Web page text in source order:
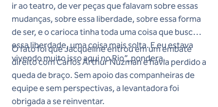
ir ao teatro, de ver peças que falavam sobre essas
mudanças, sobre essa liberdade, sobre essa forma
de ser, e o carioca tinha toda uma coisa que buscava
essa liberdade, uma coisa mais solta. E eu estava
vivendo muito isso aqui no Rio”, pondera.
O fato foi que Jacqueline entrou em um embate
direito com Carlos Arthur Nuzman e havia perdido a
queda de braço. Sem apoio das companheiras de
equipe e sem perspectivas, a levantadora foi
obrigada a se reinventar.